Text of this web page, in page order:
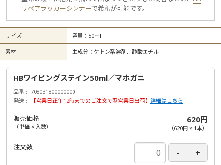
リペアラッカーシンナーで希釈が可能です。
サイズ 容量：50ml
素材 主成分：ケトン系溶剤、酢酸エチル
HBワイピングステイン50ml／マホガニ
品番
708031800000000
発送
【営業日正午12時までのご注文で翌営業日出荷】 詳細はこちら
販売価格
（単価 × 入数）
620円
（620円× 1本）
注文数